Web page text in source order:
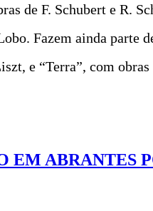
de F. Schubert e R.
Fazem ainda parte
e “Terra”, com
EM ABRANTES